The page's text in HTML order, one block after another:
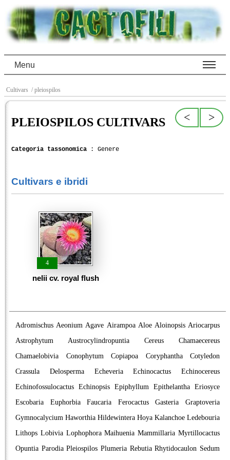
Menu
Cultivars / pleiospilos
>
<
PLEIOSPILOS CULTIVARS
Categoria tassonomica : Genere
Cultivars e ibridi
4
nelii cv. royal flush
Adromischus Aeonium Agave Airampoa Aloe Aloinopsis Ariocarpus
Astrophytum
Austrocylindropuntia Cereus
Chamaecereus
Chamaelobivia
Conophytum Copiapoa Coryphantha
Cotyledon
Crassula
Delosperma Echeveria Echinocactus
Echinocereus
Echinofossulocactus Echinopsis Epiphyllum Epithelantha Eriosyce
Escobaria
Euphorbia Faucaria Ferocactus Gasteria
Graptoveria
Gymnocalycium Haworthia Hildewintera Hoya Kalanchoe Ledebouria
Lithops Lobivia Lophophora Maihuenia Mammillaria Myrtillocactus
Opuntia Parodia Pleiospilos Plumeria Rebutia Rhytidocaulon Sedum